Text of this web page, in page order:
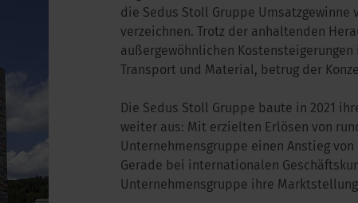
die Sedus Stoll Gruppe Umsatzgewinne
verzeichnen. Trotz der anhaltenden
außergewöhnlichen Kostensteigerungen
Transport und Material, betrug der
Die Sedus Stoll Gruppe baute in 2021
weiter aus: Mit erzielten Erlösen von
Unternehmensgruppe einen Anstieg von
Gerade bei internationalen
Unternehmensgruppe ihre